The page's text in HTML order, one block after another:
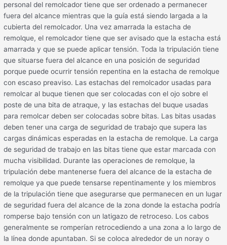
personal del remolcador tiene que ser ordenado a permanecer
fuera del alcance mientras que la guía está siendo largada a la
cubierta del remolcador. Una vez amarrada la estacha de
remolque, el remolcador tiene que ser avisado que la estacha está
amarrada y que se puede aplicar tensión. Toda la tripulación tiene
que situarse fuera del alcance en una posición de seguridad
porque puede ocurrir tensión repentina en la estacha de remolque
con escaso preaviso. Las estachas del remolcador usadas para
remolcar al buque tienen que ser colocadas con el ojo sobre el
poste de una bita de atraque, y las estachas del buque usadas
para remolcar deben ser colocadas sobre bitas. Las bitas usadas
deben tener una carga de seguridad de trabajo que supera las
cargas dinámicas esperadas en la estacha de remolque. La carga
de seguridad de trabajo en las bitas tiene que estar marcada con
mucha visibilidad. Durante las operaciones de remolque, la
tripulación debe mantenerse fuera del alcance de la estacha de
remolque ya que puede tensarse repentinamente y los miembros
de la tripulación tiene que asegurarse que permanecen en un lugar
de seguridad fuera del alcance de la zona donde la estacha podría
romperse bajo tensión con un latigazo de retroceso. Los cabos
generalmente se romperían retrocediendo a una zona a lo largo de
la línea donde apuntaban. Si se coloca alrededor de un noray o